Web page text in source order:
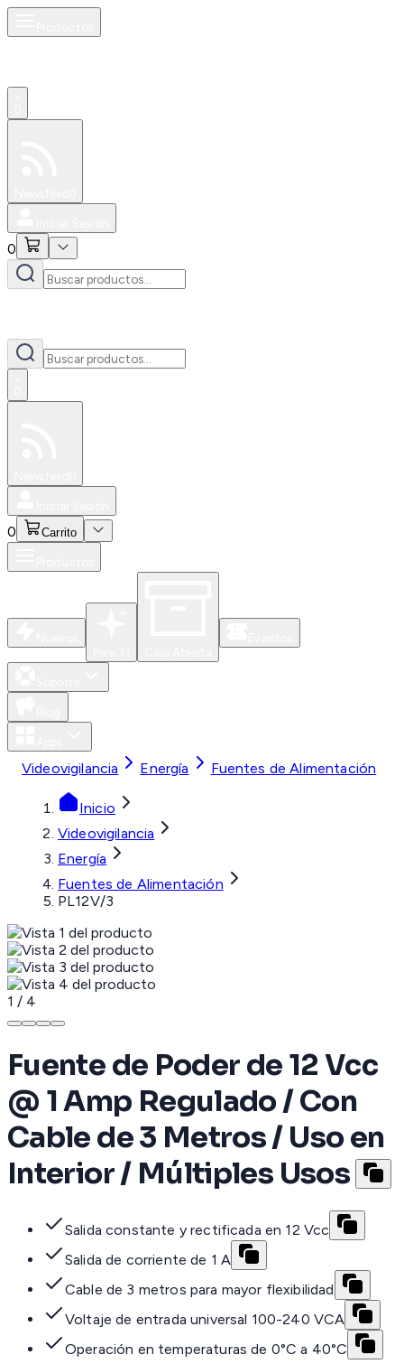
0
0 Carrito
Videovigilancia Energía Fuentes de Alimentación
Inicio
Videovigilancia
Energía
Fuentes de Alimentación
PL12V/3
1 / 4
Fuente de Poder de 12 Vcc
@ 1 Amp Regulado / Con
Cable de 3 Metros / Uso en
Interior / Múltiples Usos
Salida constante y rectificada en 12 Vcc
Salida de corriente de 1 A
Cable de 3 metros para mayor flexibilidad
Voltaje de entrada universal 100-240 VCA
Operación en temperaturas de 0°C a 40°C